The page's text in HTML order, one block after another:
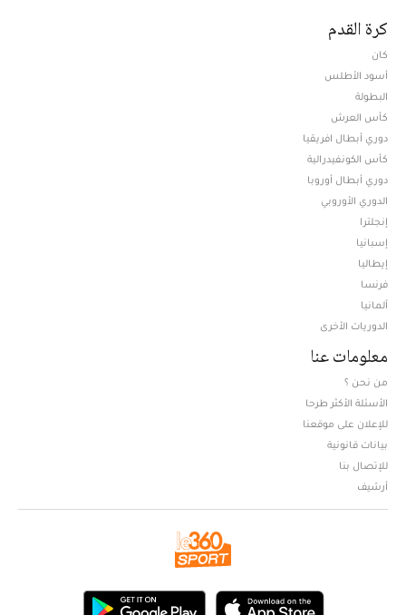
كرة القدم
كان
أسود الأطلس
البطولة
كأس العرش
دوري أبطال افريقيا
كأس الكونفيدرالية
دوري أبطال أوروبا
الدوري الأوروبي
إنجلترا
إسبانيا
إيطاليا
فرنسا
ألمانيا
الدوريات الأخرى
معلومات عنا
من نحن ؟
الأسئلة الأكثر طرحا
للإعلان على موقعنا
بيانات قانونية
للإتصال بنا
أرشيف